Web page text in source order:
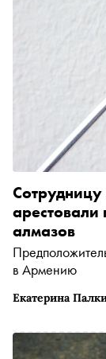
Екатерина
алмазов
в Армению